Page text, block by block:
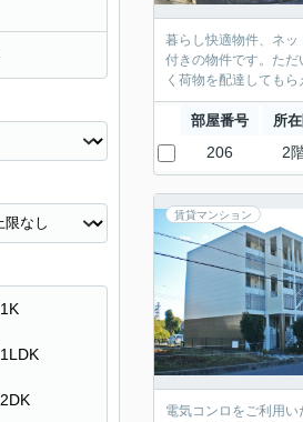
暮らし快適物件、ネ
付きの物件です。た
く荷物を配達しても
部屋番号 所
206 2
賃貸マンション
電気コンロをご利用
1K
1LDK
2DK